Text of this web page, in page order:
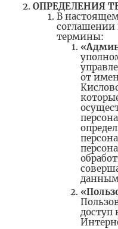
ОПРЕДЕЛЕНИЯ
В
соглашении
термины:
от
доступ